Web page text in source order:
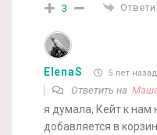
3
ElenaS 5 лет назад
Ответить на
я думала, Кейт к
добавляется в